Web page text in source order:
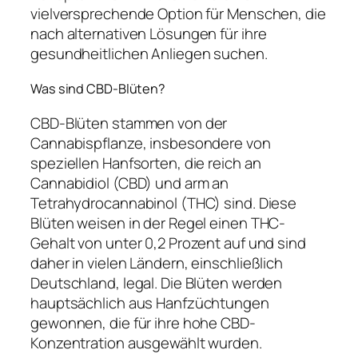
vielversprechende Option für Menschen, die
nach alternativen Lösungen für ihre
gesundheitlichen Anliegen suchen.
Was sind CBD-Blüten?
CBD-Blüten stammen von der
Cannabispflanze, insbesondere von
speziellen Hanfsorten, die reich an
Cannabidiol (CBD) und arm an
Tetrahydrocannabinol (THC) sind. Diese
Blüten weisen in der Regel einen THC-
Gehalt von unter 0,2 Prozent auf und sind
daher in vielen Ländern, einschließlich
Deutschland, legal. Die Blüten werden
hauptsächlich aus Hanfzüchtungen
gewonnen, die für ihre hohe CBD-
Konzentration ausgewählt wurden.